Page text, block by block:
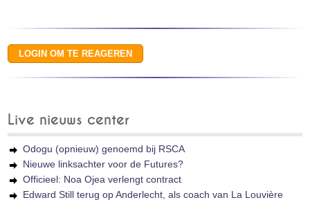
Live nieuws center
Odogu (opnieuw) genoemd bij RSCA
Nieuwe linksachter voor de Futures?
Officieel: Noa Ojea verlengt contract
Edward Still terug op Anderlecht, als coach van La Louvière